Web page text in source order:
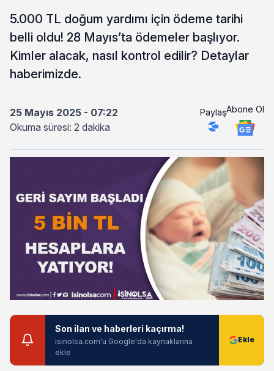
5.000 TL doğum yardımı için ödeme tarihi
belli oldu! 28 Mayıs’ta ödemeler başlıyor.
Kimler alacak, nasıl kontrol edilir? Detaylar
haberimizde.
25 Mayıs 2025 - 07:22
Okuma süresi: 2 dakika
PaylaşAbone Ol
Son ilan ve haberleri kaçırma!
isinolsa.com'u Google'da kaynaklarına
ekle